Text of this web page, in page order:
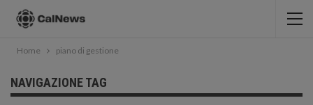
Home piano di gestione
NAVIGAZIONE TAG